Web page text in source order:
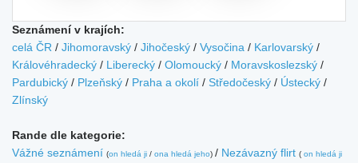
Seznámení v krajích:
celá ČR / Jihomoravský / Jihočeský / Vysočina / Karlovarský /
Královéhradecký / Liberecký / Olomoucký / Moravskoslezský /
Pardubický / Plzeňský / Praha a okolí / Středočeský / Ústecký /
Zlínský
Rande dle kategorie:
Vážné seznámení (on hledá ji / ona hledá jeho) / Nezávazný flirt ( on hledá ji